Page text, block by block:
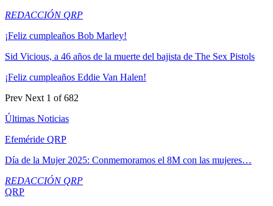
REDACCIÓN QRP
¡Feliz cumpleaños Bob Marley!
Sid Vicious, a 46 años de la muerte del bajista de The Sex Pistols
¡Feliz cumpleaños Eddie Van Halen!
Prev Next 1 of 682
Últimas Noticias
Efeméride QRP
Día de la Mujer 2025: Conmemoramos el 8M con las mujeres…
REDACCIÓN QRP
QRP